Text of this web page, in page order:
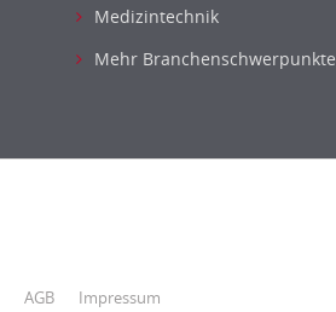
Medizintechnik
Mehr Branchenschwerpunkte
AGB Impressum